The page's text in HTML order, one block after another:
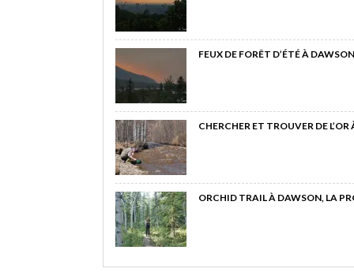
FEUX DE FORÊT D’ÉTÉ À
CHERCHER ET TROUVER DE
ORCHID TRAIL À DAWSON, LA